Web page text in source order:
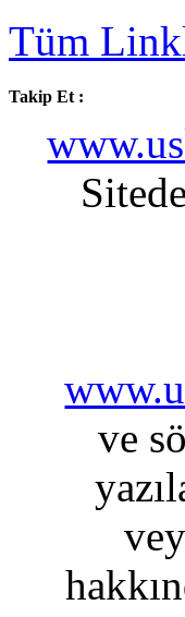
Tüm
Takip Et :
ve